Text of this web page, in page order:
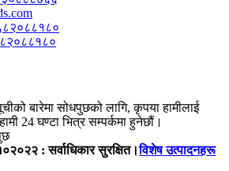
बारेमा सोधपुछको लागि, कृपया हामीलाई
24 घण्टा भित्र सम्पर्कमा हुनेछौं।
: सर्वाधिकार सुरक्षित।विशेष उत्पादनहरू